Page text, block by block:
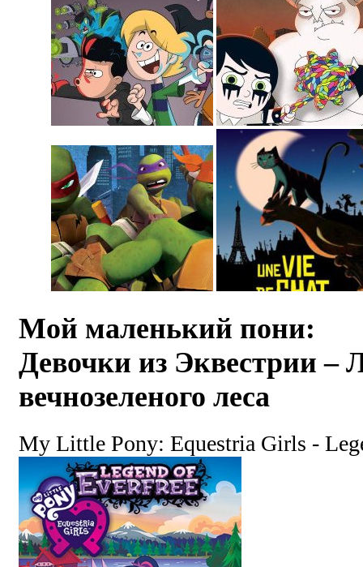
Мой маленький пони:
Девочки из Эквестрии –
вечнозеленого леса
My Little Pony: Equestria Girls -